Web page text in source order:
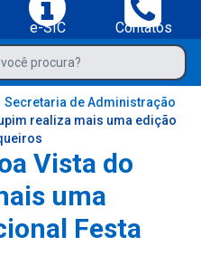
e-SIC
Contatos
de Boa Vista do Tupim-BA
procura?
do Tupim-BA
Secretaria de Administração
realiza mais uma edição
Vista do
uma
Festa